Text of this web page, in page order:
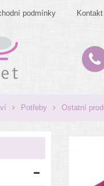
podmínky
Potřeby Ostatní